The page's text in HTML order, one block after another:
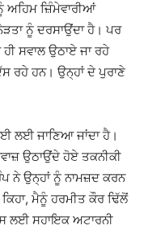
ਅਹਿਮ ਜ਼ਿੰਮੇਵਾਰੀਆਂ
ਨੂੰ ਦਰਸਾਉਂਦਾ ਹੈ। ਪਰ
ਸਵਾਲ ਉਠਾਏ ਜਾ ਰਹੇ
ਰਹੇ ਹਨ। ਉਨ੍ਹਾਂ ਦੇ ਪੁਰਾਣੇ
ਲਈ ਜਾਣਿਆ ਜਾਂਦਾ ਹੈ।
ਉਠਾਉਂਦੇ ਹੋਏ ਤਕਨੀਕੀ
ਨੇ ਉਨ੍ਹਾਂ ਨੂੰ ਨਾਮਜ਼ਦ ਕਰਨ
ਮੈਨੂੰ ਹਰਮੀਤ ਕੌਰ ਢਿੱਲੋਂ
ਲਈ ਸਹਾਇਕ ਅਟਾਰਨੀ